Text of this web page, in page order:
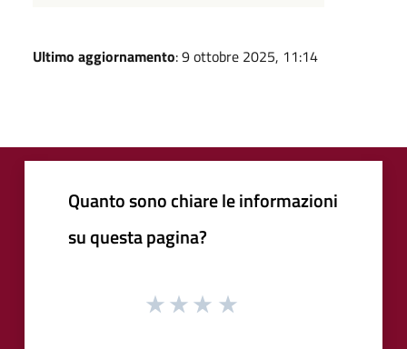
Ultimo aggiornamento: 9 ottobre 2025, 11:14
Quanto sono chiare le informazioni
su questa pagina?